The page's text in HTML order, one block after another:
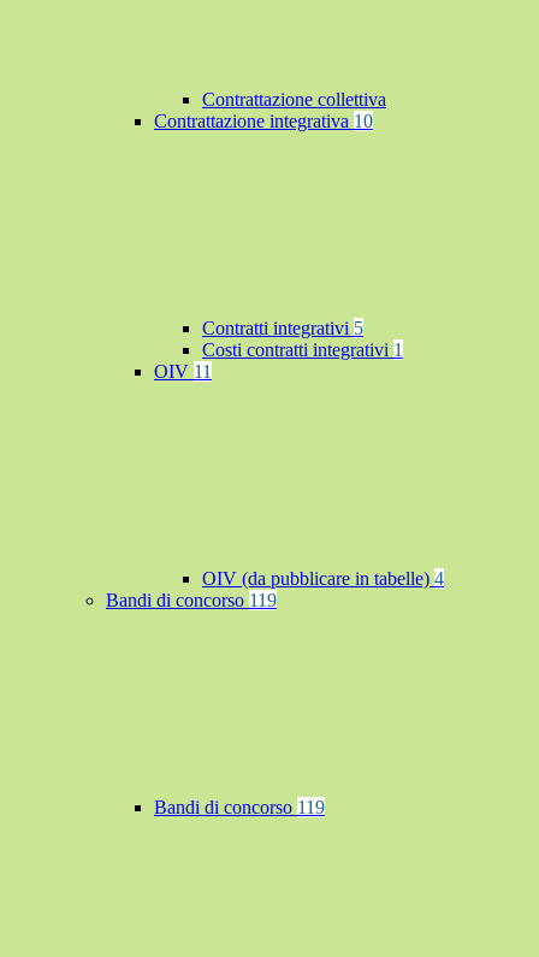
Contrattazione collettiva
Contrattazione integrativa 10
Contratti integrativi 5
Costi contratti integrativi 1
OIV 11
OIV (da pubblicare in tabelle) 4
Bandi di concorso 119
Bandi di concorso 119